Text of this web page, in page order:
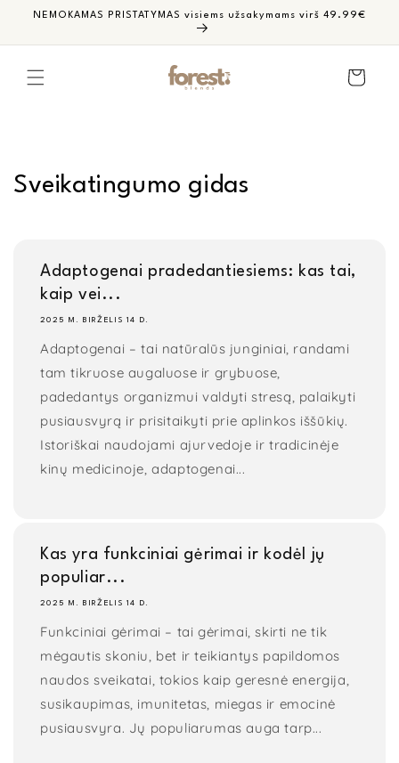
prie
NEMOKAMAS PRISTATYMAS visiems užsakymams virš 49.99€
Krepšelis
Sveikatingumo gidas
Adaptogenai pradedantiesiems: kas tai,
kaip vei...
2025 M. BIRŽELIS 14 D.
Adaptogenai – tai natūralūs junginiai, randami
tam tikruose augaluose ir grybuose,
padedantys organizmui valdyti stresą, palaikyti
pusiausvyrą ir prisitaikyti prie aplinkos iššūkių.
Istoriškai naudojami ajurvedoje ir tradicinėje
kinų medicinoje, adaptogenai...
Kas yra funkciniai gėrimai ir kodėl jų
populiar...
2025 M. BIRŽELIS 14 D.
Funkciniai gėrimai – tai gėrimai, skirti ne tik
mėgautis skoniu, bet ir teikiantys papildomos
naudos sveikatai, tokios kaip geresnė energija,
susikaupimas, imunitetas, miegas ir emocinė
pusiausvyra. Jų populiarumas auga tarp...